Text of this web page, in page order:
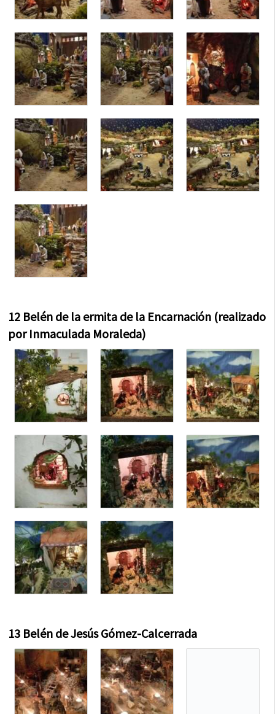
12 Belén de la ermita de la Encarnación (realizado
por Inmaculada Moraleda)
13 Belén de Jesús Gómez-Calcerrada